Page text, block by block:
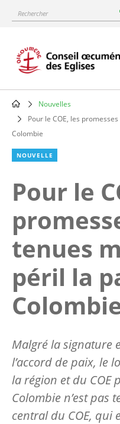
content
Rechercher
Main
navigation
Breadcrumb
Nouvelles
Pour le COE, les
Colombie
NOUVELLE
Pour le
tenues
péril la
Malgré la signature
l’accord de paix, le
la région et du COE
Colombie n’est pas
central du COE, qui